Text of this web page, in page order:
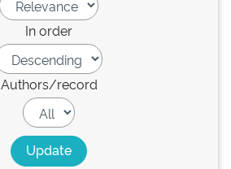
In order
Authors/record